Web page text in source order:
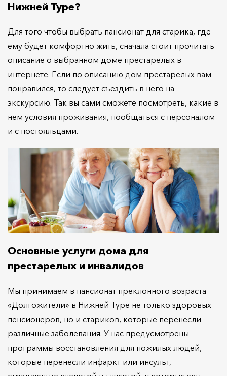
Нижней Туре?
Для того чтобы выбрать пансионат для старика, где
ему будет комфортно жить, сначала стоит прочитать
описание о выбранном доме престарелых в
интернете. Если по описанию дом престарелых вам
понравился, то следует съездить в него на
экскурсию. Так вы сами сможете посмотреть, какие в
нем условия проживания, пообщаться с персоналом
и с постояльцами.
Основные услуги дома для
престарелых и инвалидов
Мы принимаем в пансионат преклонного возраста
«Долгожители» в Нижней Туре не только здоровых
пенсионеров, но и стариков, которые перенесли
различные заболевания. У нас предусмотрены
программы восстановления для пожилых людей,
которые перенесли инфаркт или инсульт,